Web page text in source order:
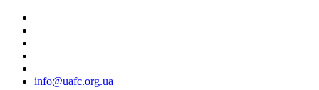
info@uafc.org.ua